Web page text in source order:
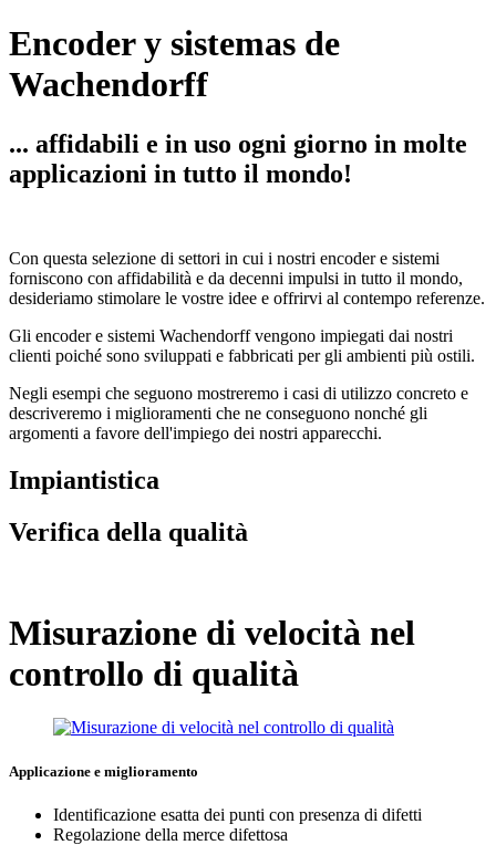
Encoder y sistemas de
Wachendorff
... affidabili e in uso ogni giorno in molte
applicazioni in tutto il mondo!
Con questa selezione di settori in cui i nostri encoder e sistemi
forniscono con affidabilità e da decenni impulsi in tutto il mondo,
desideriamo stimolare le vostre idee e offrirvi al contempo referenze.
Gli encoder e sistemi Wachendorff vengono impiegati dai nostri
clienti poiché sono sviluppati e fabbricati per gli ambienti più ostili.
Negli esempi che seguono mostreremo i casi di utilizzo concreto e
descriveremo i miglioramenti che ne conseguono nonché gli
argomenti a favore dell'impiego dei nostri apparecchi.
Impiantistica
Verifica della qualità
Misurazione di velocità nel
controllo di qualità
Applicazione e miglioramento
Identificazione esatta dei punti con presenza di difetti
Regolazione della merce difettosa